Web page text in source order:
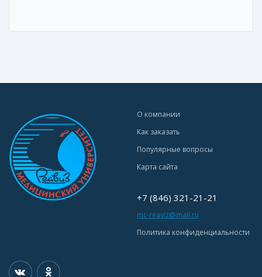
О компании
Как заказать
Популярные вопросы
Карта сайта
+7 (846) 321-21-21
mc-reaviz@mail.ru
Политика конфиденциальности